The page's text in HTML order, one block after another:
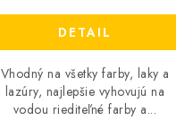
DETAIL
Vhodný na všetky farby, laky a
lazúry, najlepšie vyhovujú na
vodou riediteľné farby a...